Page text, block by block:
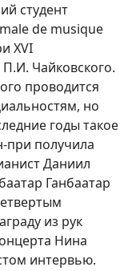
студент
de musique
XVI
Чайковского.
проводится
но
годы такое
при получила
Даниил
Ганбаатар
из рук
Нина
интервью.